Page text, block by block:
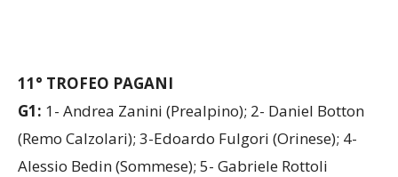
11° TROFEO PAGANI
G1: 1- Andrea Zanini (Prealpino); 2- Daniel Botton
(Remo Calzolari); 3-Edoardo Fulgori (Orinese); 4-
Alessio Bedin (Sommese); 5- Gabriele Rottoli